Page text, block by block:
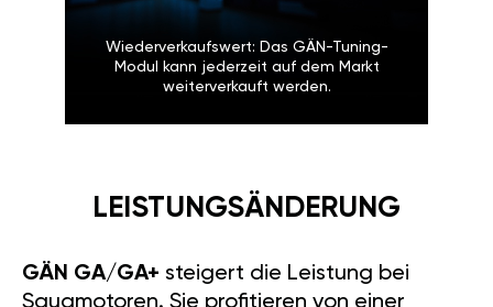
Wiederverkaufswert: Das GÄN-Tuning-
Modul kann jederzeit auf dem Markt
weiterverkauft werden.
LEISTUNGSÄNDERUNG
GÄN GA/GA+ steigert die Leistung bei
Saugmotoren. Sie profitieren von einer